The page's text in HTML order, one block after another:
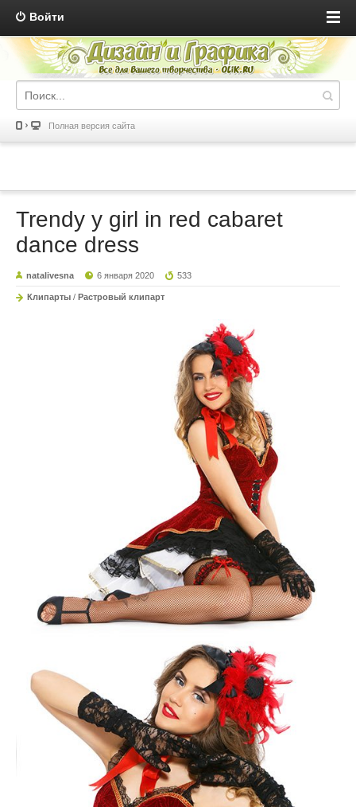
Войти
Полная версия сайта
Trendy y girl in red cabaret
dance dress
natalivesna 6 января 2020 533
Клипарты / Растровый клипарт